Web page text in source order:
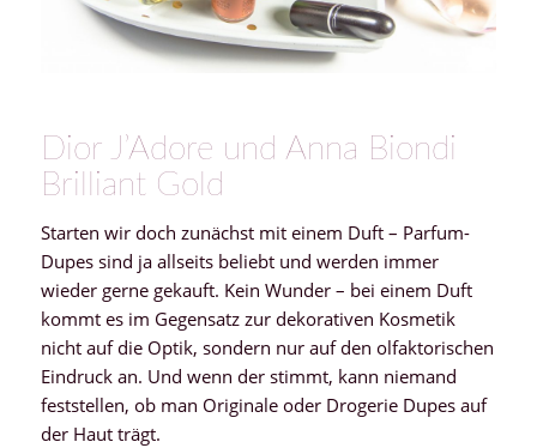
Dior J’Adore und Anna Biondi
Brilliant Gold
Starten wir doch zunächst mit einem Duft – Parfum-
Dupes sind ja allseits beliebt und werden immer
wieder gerne gekauft. Kein Wunder – bei einem Duft
kommt es im Gegensatz zur dekorativen Kosmetik
nicht auf die Optik, sondern nur auf den olfaktorischen
Eindruck an. Und wenn der stimmt, kann niemand
feststellen, ob man Originale oder Drogerie Dupes auf
der Haut trägt.